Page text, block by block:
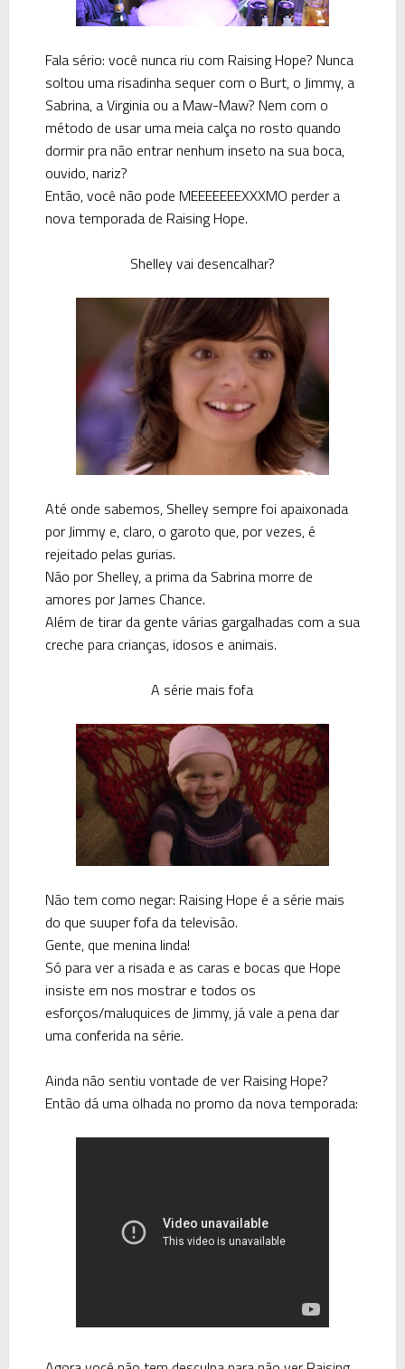
Fala sério: você nunca riu com Raising Hope? Nunca
soltou uma risadinha sequer com o Burt, o Jimmy, a
Sabrina, aVirginiaou a Maw-Maw? Nem com o
método de usar uma meia calça no rosto quando
dormir pra não entrar nenhum inseto na sua boca,
ouvido, nariz?
Então, você não pode MEEEEEEEXXXMO perder a
nova temporada de Raising Hope.
Shelley vai desencalhar?
Até onde sabemos, Shelleysempre foi apaixonada
porJimmy e, claro, o garoto que, por vezes, é
rejeitado pelas gurias.
Não por Shelley, a prima da Sabrinamorre de
amores porJames Chance.
Além de tirar da gente várias gargalhadas com a sua
creche para crianças, idosos e animais.
A série mais fofa
Não tem como negar: Raising Hope é a série mais
do que suuper fofa da televisão.
Gente, que menina linda!
Só para ver a risada e as caras e bocas que Hope
insiste em nos mostrar e todos os
esforços/maluquices de Jimmy, já vale a pena dar
uma conferida na série.
Ainda não sentiu vontade de ver Raising Hope?
Então dá uma olhada no promo da nova temporada: